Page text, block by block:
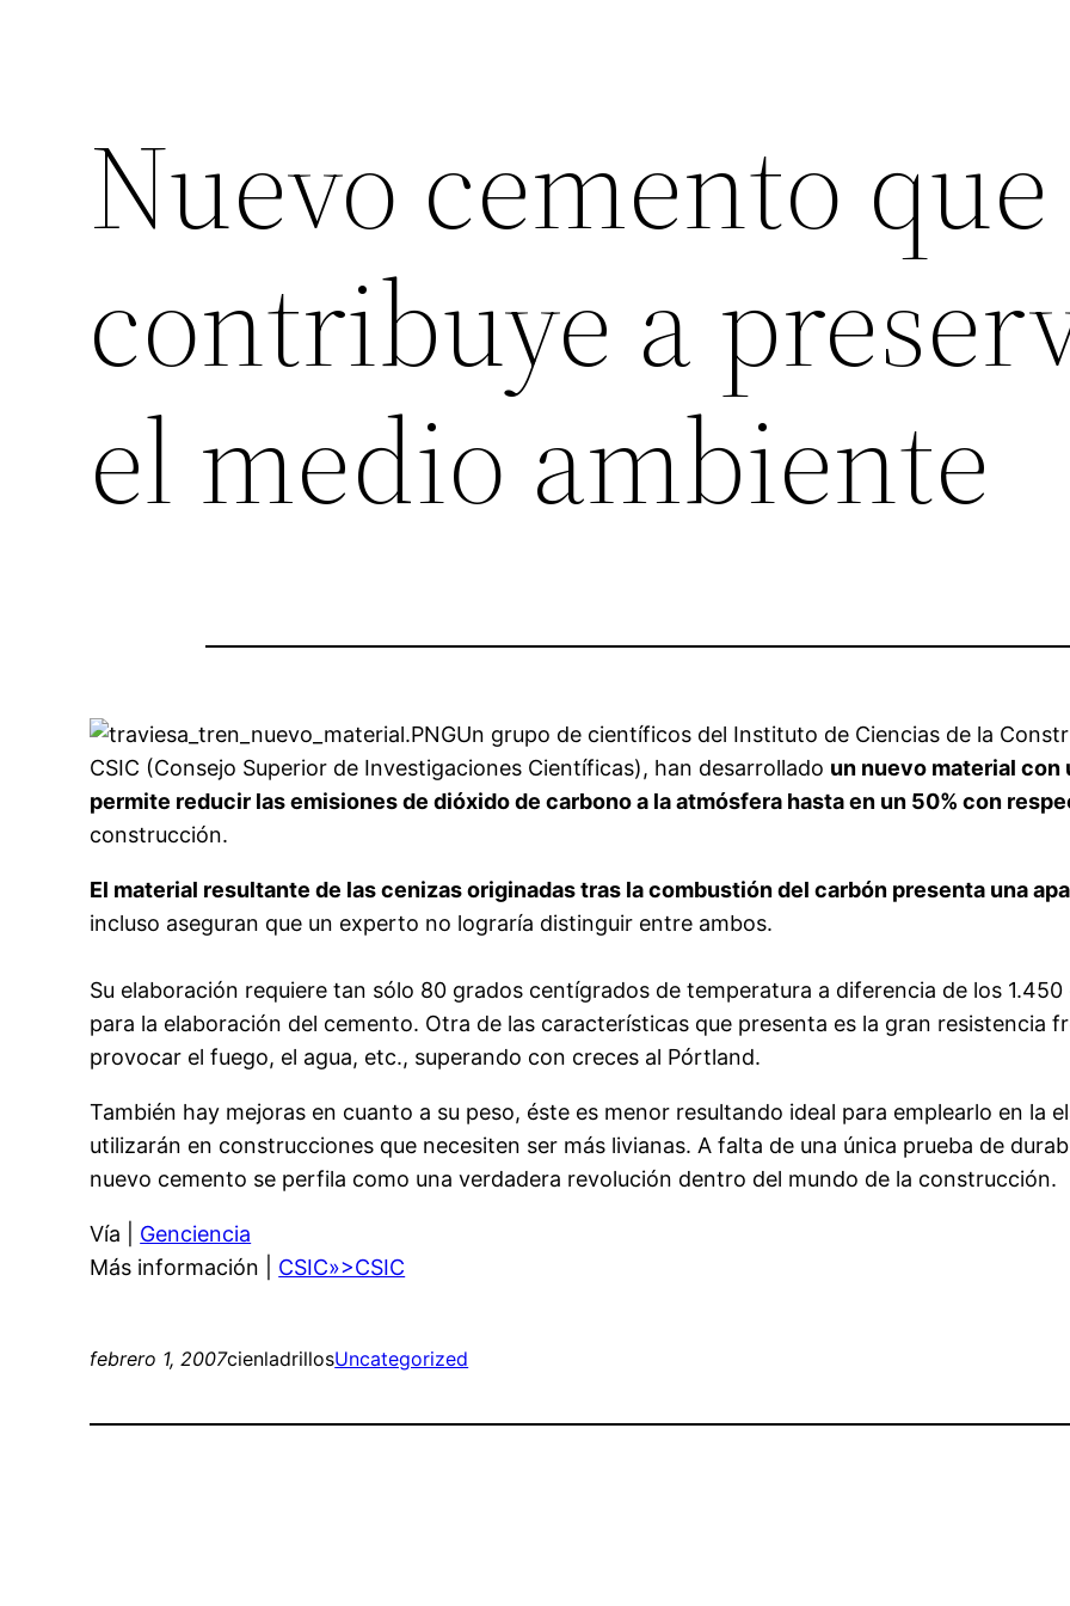
Nuevo cemento que
contribuye a
el medio ambiente
Un grupo de científicos del Instituto de Ciencias de la
CSIC (Consejo Superior de Investigaciones Científicas), han desarrollado un nuevo material
permite reducir las emisiones de dióxido de carbono a la atmósfera hasta en un 50% con
construcción.
El material resultante de las cenizas originadas tras la combustión del carbón presenta una
incluso aseguran que un experto no lograría distinguir entre ambos.
Su elaboración requiere tan sólo 80 grados centígrados de temperatura a diferencia de los
para la elaboración del cemento. Otra de las características que presenta es la gran resistencia
provocar el fuego, el agua, etc., superando con creces al Pórtland.
También hay mejoras en cuanto a su peso, éste es menor resultando ideal para emplearlo en la
utilizarán en construcciones que necesiten ser más livianas. A falta de una única prueba de
nuevo cemento se perfila como una verdadera revolución dentro del mundo de la construcción.
Vía | Genciencia
Más información | CSIC»>CSIC
febrero 1, 2007cienladrillosUncategorized